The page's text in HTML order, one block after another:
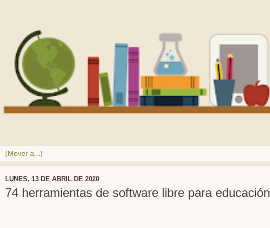
LUNES, 13 DE ABRIL DE 2020
74 herramientas de software libre para educación